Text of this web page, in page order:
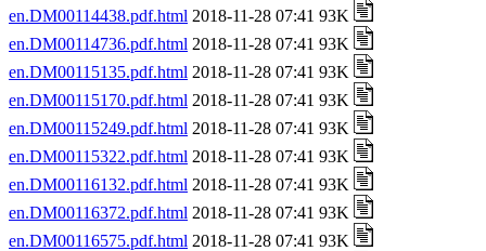
en.DM00114438.pdf.html 2018-11-28 07:41 93K
en.DM00114736.pdf.html 2018-11-28 07:41 93K
en.DM00115135.pdf.html 2018-11-28 07:41 93K
en.DM00115170.pdf.html 2018-11-28 07:41 93K
en.DM00115249.pdf.html 2018-11-28 07:41 93K
en.DM00115322.pdf.html 2018-11-28 07:41 93K
en.DM00116132.pdf.html 2018-11-28 07:41 93K
en.DM00116372.pdf.html 2018-11-28 07:41 93K
en.DM00116575.pdf.html 2018-11-28 07:41 93K